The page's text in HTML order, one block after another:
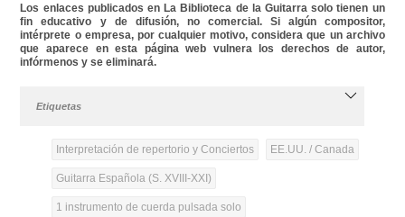
Los enlaces publicados en La Biblioteca de la Guitarra solo tienen un
fin educativo y de difusión, no comercial. Si algún compositor,
intérprete o empresa, por cualquier motivo, considera que un archivo
que aparece en esta página web vulnera los derechos de autor,
infórmenos y se eliminará.
Etiquetas
Interpretación de repertorio y Conciertos EE.UU. / Canada
Guitarra Española (S. XVIII-XXI)
1 instrumento de cuerda pulsada solo